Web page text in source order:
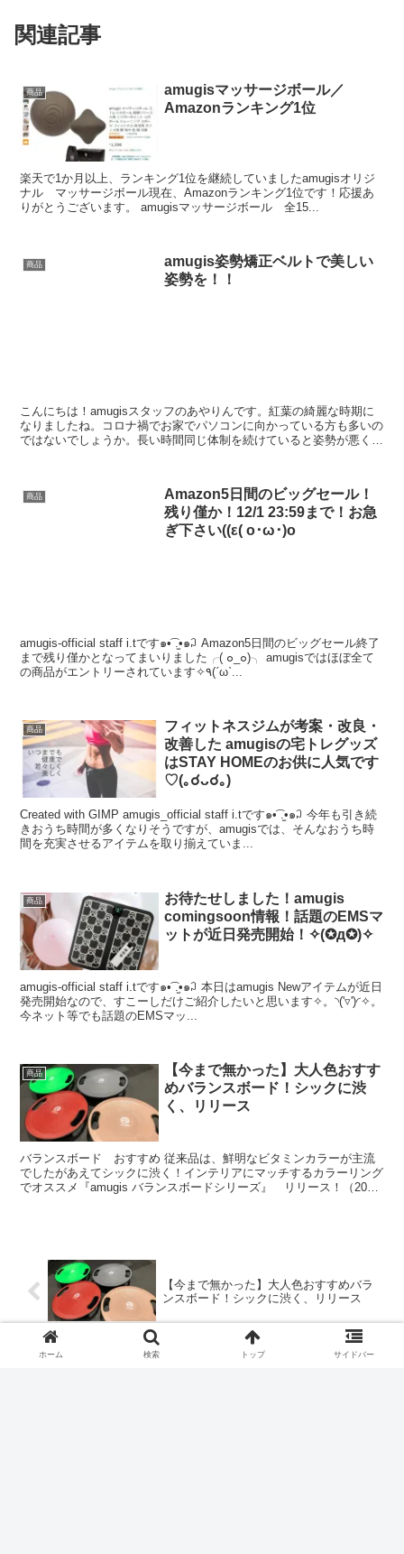
関連記事
商品
amugisマッサージボール／
Amazonランキング1位
楽天で1か月以上、ランキング1位を継続していましたamugisオリジ
ナル マッサージボール現在、Amazonランキング1位です！応援あ
りがとうございます。 amugisマッサージボール 全15...
商品
amugis姿勢矯正ベルトで美しい
姿勢を！！
こんにちは！amugisスタッフのあやりんです。紅葉の綺麗な時期に
なりましたね。コロナ禍でお家でパソコンに向かっている方も多いの
ではないでしょうか。長い時間同じ体制を続けていると姿勢が悪くな
商品
Amazon5日間のビッグセール！
残り僅か！12/1 23:59まで！お急
ぎ下さい((ε( o･ω･)o
amugis-official staff i.tです๑•͡ .̫•๑꒜ Amazon5日間のビッグセール終了
まで残り僅かとなってまいりました╭( ๐_๐)╮ amugisではほぼ全て
の商品がエントリーされています✧٩(ˊωˋ...
商品
フィットネスジムが考案・改良・
改善した amugisの宅トレグッズ
はSTAY HOMEのお供に人気です
♡(｡☌ᴗ☌｡)
Created with GIMP amugis_official staff i.tです๑•͡ .̫•๑꒜ 今年も引き続
きおうち時間が多くなりそうですが、amugisでは、そんなおうち時
間を充実させるアイテムを取り揃えていま...
商品
お待たせしました！amugis
comingsoon情報！話題のEMSマ
ットが近日発売開始！✧(✪д✪)✧
amugis-official staff i.tです๑•͡ .̫•๑꒜ 本日はamugis Newアイテムが近日
発売開始なので、すこーしだけご紹介したいと思います✧。◝('▿')◜✧。
今ネット等でも話題のEMSマッ...
商品
【今まで無かった】大人色おすす
めバランスボード！シックに渋
く、リリース
バランスボード おすすめ 従来品は、鮮明なビタミンカラーが主流
でしたがあえてシックに渋く！インテリアにマッチするカラーリング
でオススメ『amugis バランスボードシリーズ』 リリース！（2020-
【今まで無かった】大人色おすすめバラ
ンスボード！シックに渋く、リリース
ギフト/プレゼントに最適な、おしゃれな
ホーム 検索 トップ サイドバー